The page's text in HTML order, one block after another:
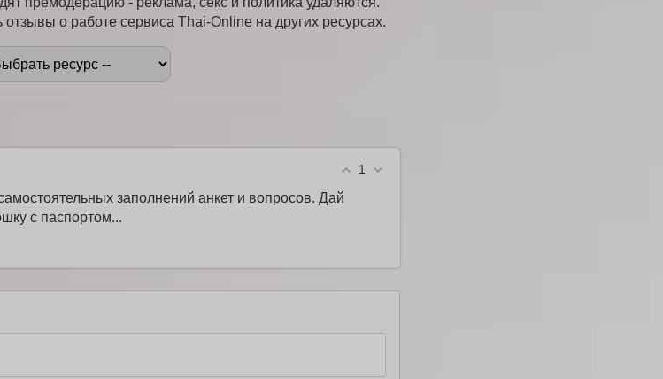
о работе сервиса Thai-Online на других ресурсах.
1
заполнений анкет и вопросов. Дай
с паспортом...